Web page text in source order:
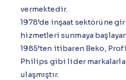
vermektedir.
1978’de inşaat sektörüne
hizmetleri sunmaya
1985’ten itibaren Beko,
Philips gibi lider
ulaşmıştır.